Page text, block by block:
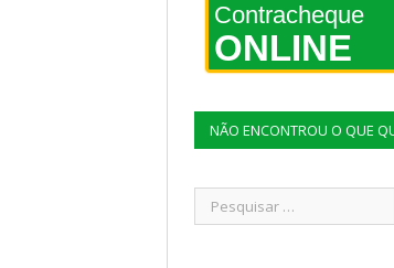
Contracheque
ONLINE
NÃO ENCONTROU O QUE